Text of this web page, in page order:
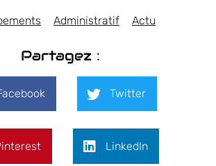
Administratif Actu
Partagez :
Twitter
LinkedIn